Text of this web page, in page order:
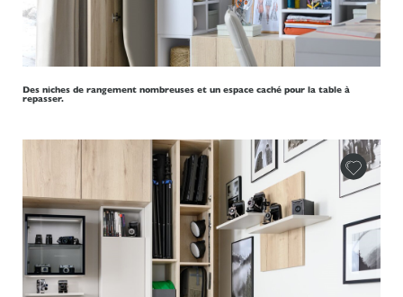
Des niches de rangement nombreuses et un espace caché pour la table à
repasser.